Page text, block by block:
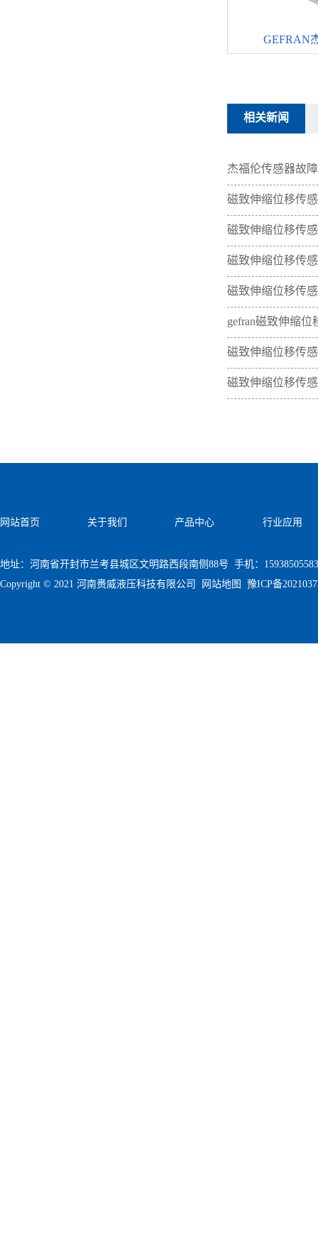
GEFRAN
相关新闻
杰福伦传感器故
磁致伸缩位移传
磁致伸缩位移传
磁致伸缩位移传
磁致伸缩位移传
gefran磁致伸缩
磁致伸缩位移传
磁致伸缩位移传
网站首页 关于我们 产品中心 行业应用
地址：河南省开封市兰考县城区文明路西段南侧88号 手机：
Copyright © 2021 河南赉威液压科技有限公司
网站地图 豫ICP备